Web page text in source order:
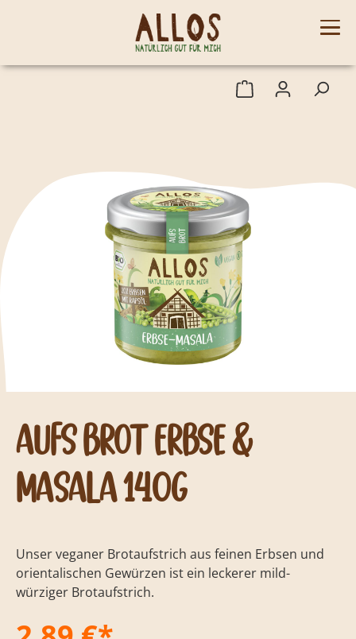
Aufs Brot Erbse &
Masala 140g
Unser veganer Brotaufstrich aus feinen Erbsen und
orientalischen Gewürzen ist ein leckerer mild-
würziger Brotaufstrich.